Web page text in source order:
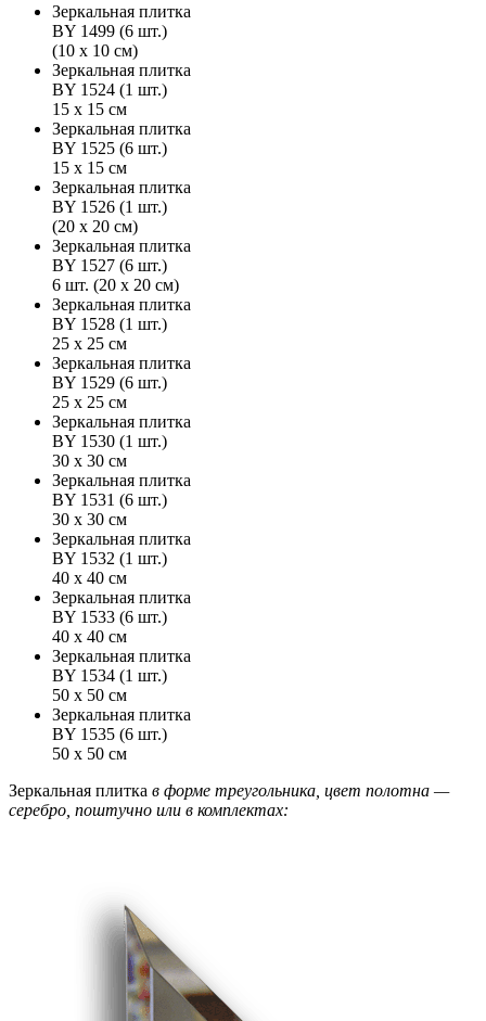
Зеркальная плитка
BY 1499 (6 шт.)
(10 х 10 см)
Зеркальная плитка
BY 1524 (1 шт.)
15 х 15 см
Зеркальная плитка
BY 1525 (6 шт.)
15 х 15 см
Зеркальная плитка
BY 1526 (1 шт.)
(20 х 20 см)
Зеркальная плитка
BY 1527 (6 шт.)
6 шт. (20 х 20 см)
Зеркальная плитка
BY 1528 (1 шт.)
25 х 25 см
Зеркальная плитка
BY 1529 (6 шт.)
25 х 25 см
Зеркальная плитка
BY 1530 (1 шт.)
30 х 30 см
Зеркальная плитка
BY 1531 (6 шт.)
30 х 30 см
Зеркальная плитка
BY 1532 (1 шт.)
40 х 40 см
Зеркальная плитка
BY 1533 (6 шт.)
40 х 40 см
Зеркальная плитка
BY 1534 (1 шт.)
50 х 50 см
Зеркальная плитка
BY 1535 (6 шт.)
50 х 50 см
Зеркальная плитка в форме треугольника, цвет полотна —
серебро, поштучно или в комплектах: